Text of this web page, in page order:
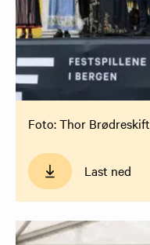
Foto: Thor Brødreskift
Last ned